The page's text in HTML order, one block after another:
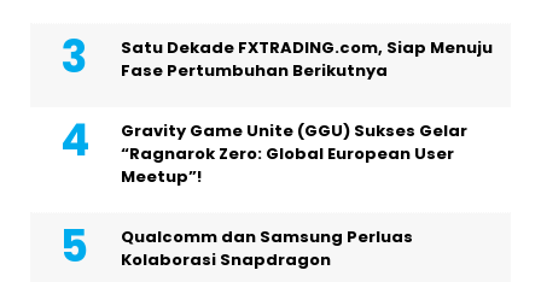
Satu Dekade FXTRADING.com, Siap Menuju
Fase Pertumbuhan Berikutnya
Gravity Game Unite (GGU) Sukses Gelar
“Ragnarok Zero: Global European User
Meetup”!
Qualcomm dan Samsung Perluas
Kolaborasi Snapdragon